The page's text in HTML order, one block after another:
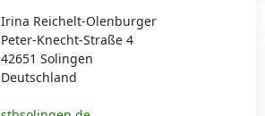
Irina Reichelt-Olenburger
Peter-Knecht-Straße 4
42651 Solingen
Deutschland